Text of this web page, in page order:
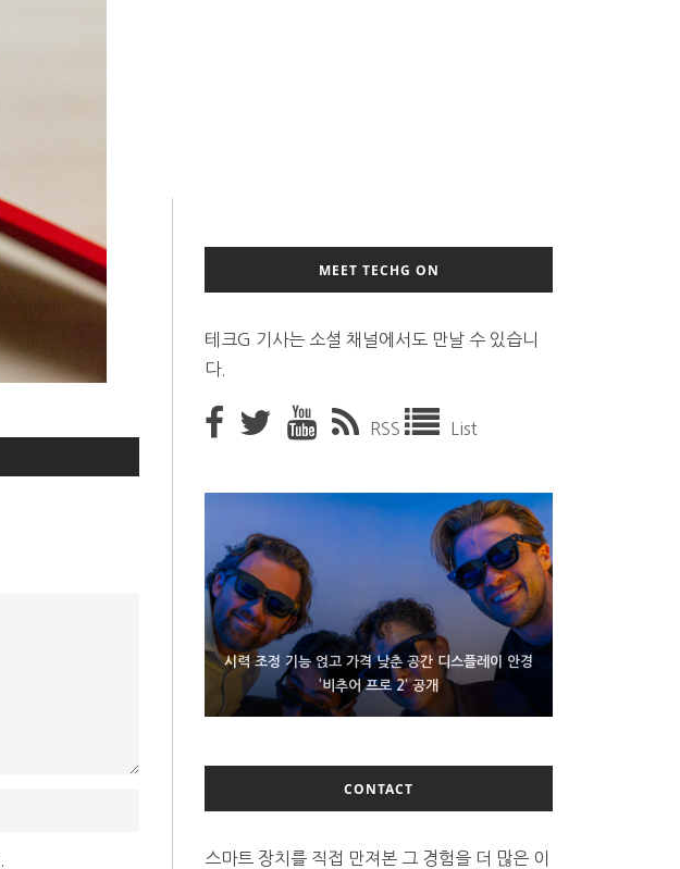
MEET TECHG ON
테크G 기사는 소셜 채널에서도 만날 수 있습니
다.
RSS List
시력 조정 기능 얹고 가격 낮춘 공간 디스플레이 안경
‘비추어 프로 2’ 공개
D램 부족에 10억달러어치 아이폰18 프로세서 패키징
대기 중
300~400달러 반지형 스피커 준비하는 오픈AI
CONTACT
스마트 장치를 직접 만져본 그 경험을 더 많은 이